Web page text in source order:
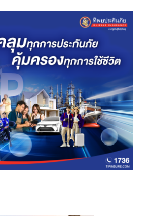
“เดิมเป็นเจ้าของธุรกิจเอสเอ็มอี แต่
ษโควิดเต็มๆ ทำให้ชีวิตพลิกผันได้เข้ามาร่วม
เริ่มจากเป็นสมาชิกด้วยค่าสมัครเพียง 300
ตั้งใจ จนสามารถก้าวมาเป็นเจ้าของแบรนด์
พ และเซรั่ม จึงอยากจะบอกว่า คนธรรมดา
ยก็สามารถประสบความสำเร็จก้าวเป็น
ทุกคนสามารถเรียนรู้ได้เพราะ GGI Innotech
มที่จะผลักดันให้ทุกคนประสบความสำเร็จไป
ดามจิม)“ที่ผ่านมา ดิฉันลงทุนทำหลายธุรกิจ
มสำเร็จ จนกระทั่งได้เข้ามาทำธุรกิจ Grand
มองเห็นโอกาสดีๆ ได้ร่วมเป็นเจ้าของแบรนด์